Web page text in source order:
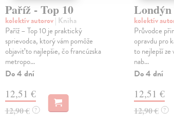
Paříž - Top 10
kolektív autorov| Kniha
Paříž – Top 10 je praktický
sprievodca, ktorý vám pomôže
objaviť to najlepšie, čo francúzska
metropo...
Do 4 dní
12,51 €
12,90 € ?
Londýn
kolektív
Průvodce
opravdu pro
to nejlepší ze
nab...
Do 4 dní
12,51 €
12,90 € ?